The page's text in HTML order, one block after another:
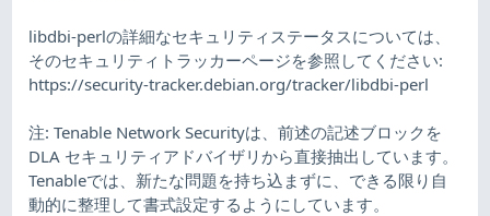
libdbi-perlの詳細なセキュリティステータスについては、
そのセキュリティトラッカーページを参照してください:
https://security-tracker.debian.org/tracker/libdbi-perl
注: Tenable Network Securityは、前述の記述ブロックを
DLA セキュリティアドバイザリから直接抽出しています。
Tenableでは、新たな問題を持ち込まずに、できる限り自
動的に整理して書式設定するようにしています。